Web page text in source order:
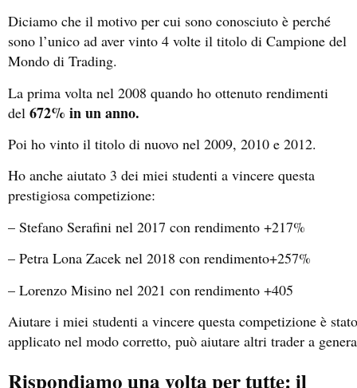
Diciamo che il motivo per cui sono conosciuto è perché
sono l’unico ad aver vinto 4 volte il titolo di Campione del
Mondo di Trading.
La prima volta nel 2008 quando ho ottenuto rendimenti
del 672% in un anno.
Poi ho vinto il titolo di nuovo nel 2009, 2010 e 2012.
Ho anche aiutato 3 dei miei studenti a vincere questa
prestigiosa competizione:
– Stefano Serafini nel 2017 con rendimento +217%
– Petra Lona Zacek nel 2018 con rendimento+257%
– Lorenzo Misino nel 2021 con rendimento +405
Aiutare i miei studenti a vincere questa competizione è
applicato nel modo corretto, può aiutare altri trader a
Rispondiamo una volta per tutte: il